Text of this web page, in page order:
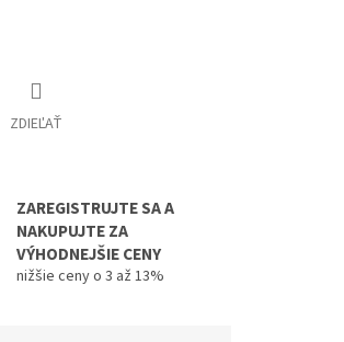
ZDIEĽAŤ
ZAREGISTRUJTE SA A
NAKUPUJTE ZA
VÝHODNEJŠIE CENY
nižšie ceny o 3 až 13%